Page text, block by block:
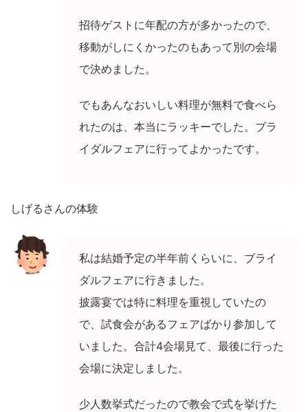
招待ゲストに年配の方が多かったので、
移動がしにくかったのもあって別の会場
で決めました。
でもあんなおいしい料理が無料で食べら
れたのは、本当にラッキーでした。ブラ
イダルフェアに行ってよかったです。
しげるさんの体験
私は結婚予定の半年前くらいに、ブライ
ダルフェアに行きました。
披露宴では特に料理を重視していたの
で、試食会があるフェアばかり参加して
いました。合計4会場見て、最後に行った
会場に決定しました。
少人数挙式だったので教会で式を挙げた